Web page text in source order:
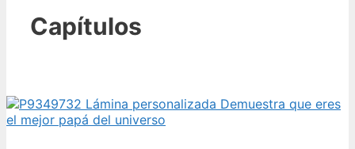
Capítulos